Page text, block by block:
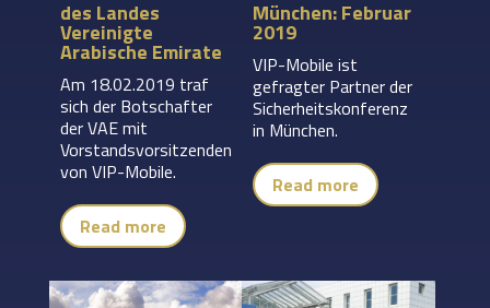
des Landes
Vereinigte
Arabische Emirate
Am 18.02.2019 traf
sich der Botschafter
der VAE mit
Vorstandsvorsitzenden
von VIP-Mobile.
Read more
München: Februar
2019
VIP-Mobile ist
gefragter Partner der
Sicherheitskonferenz
in München.
Read more